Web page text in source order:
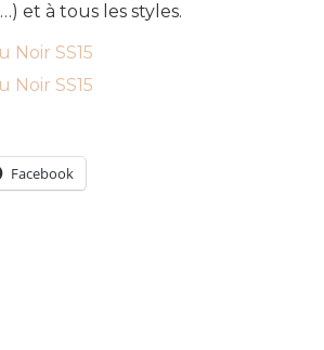
et à tous les styles.
Facebook